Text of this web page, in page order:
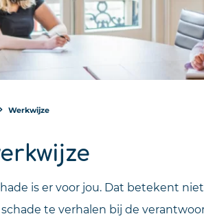
Werkwijze
is er voor jou. Dat betekent
te verhalen bij de